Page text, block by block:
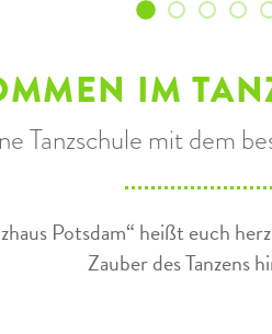
Ich glaub',
Unser
ab
IM
Tanzschule mit dem
Potsdam“ heißt euch
Zauber des Tanzens